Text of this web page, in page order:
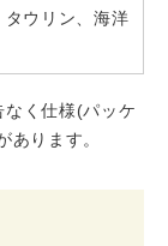
タウリン、海洋
く仕様(パッケ
あります。